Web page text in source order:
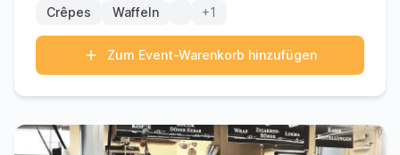
Crêpes Waffeln +1
Zum Event-Warenkorb hinzufügen